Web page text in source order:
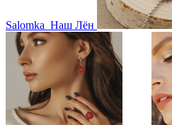
Salomka Наш Лён